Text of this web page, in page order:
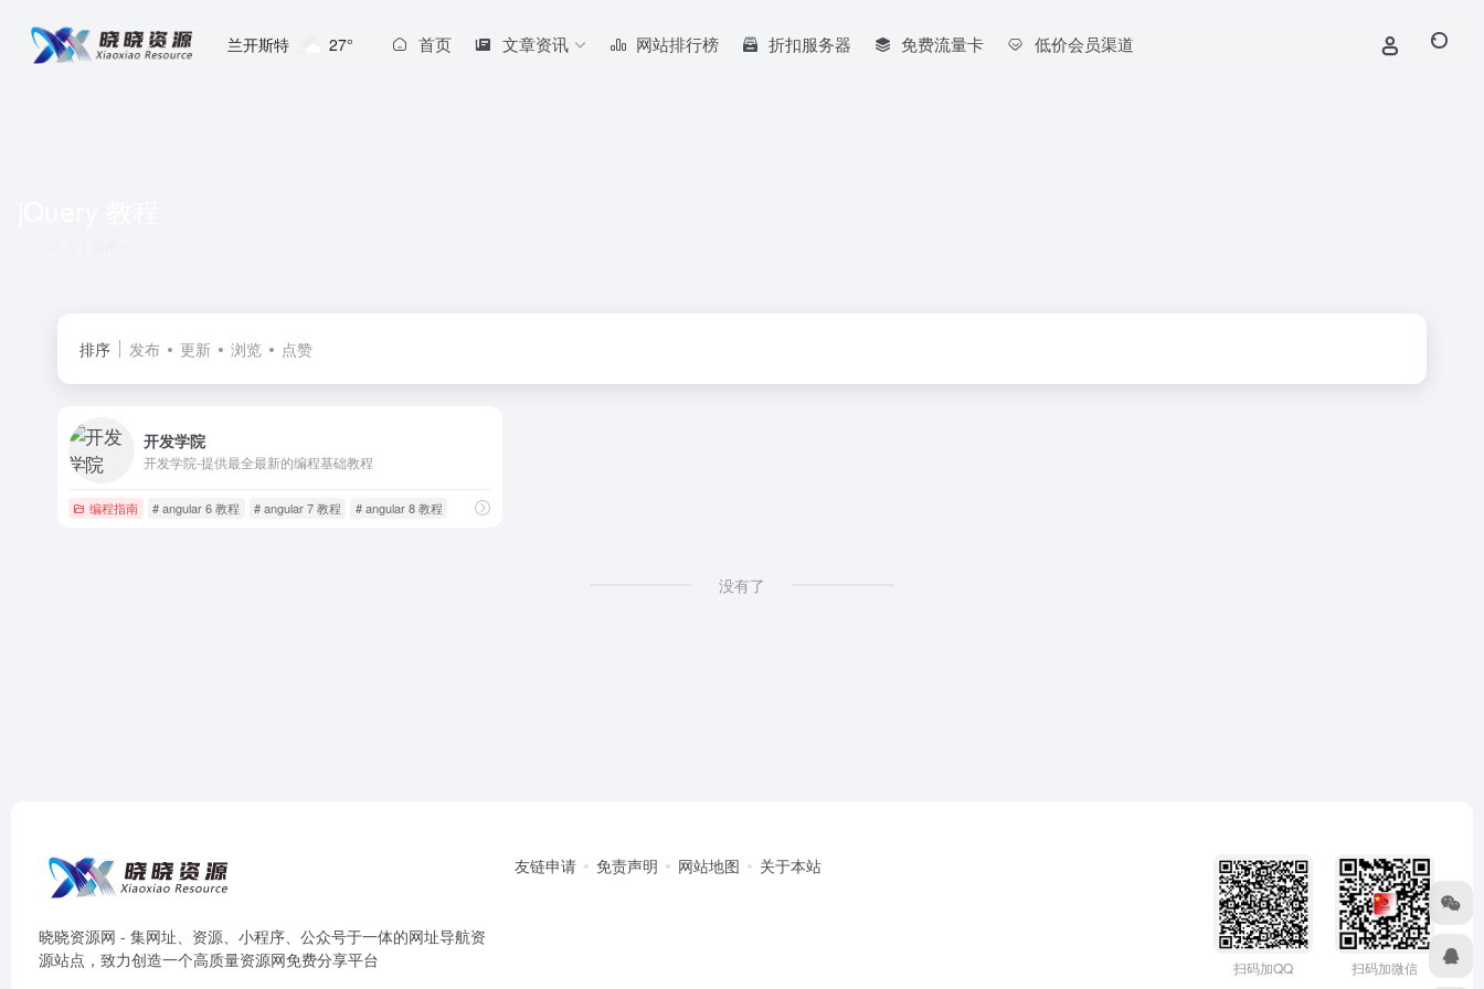
兰开斯特 27° 首页 文章资讯 网站排行榜 折扣服务器 免费流量卡 低价会员渠道
排序 发布 更新 浏览 点赞
开发学院
开发学院-提供最全最新的编程基础教程
编程指南 # angular 6 教程 # angular 7 教程 # angular 8 教程
没有了
晓晓资源网 - 集网址、资源、小程序、公众号于一体的网址导航资
源站点，致力创造一个高质量资源网免费分享平台
友链申请 免责声明 网站地图 关于本站
扫码加QQ 扫码加微信